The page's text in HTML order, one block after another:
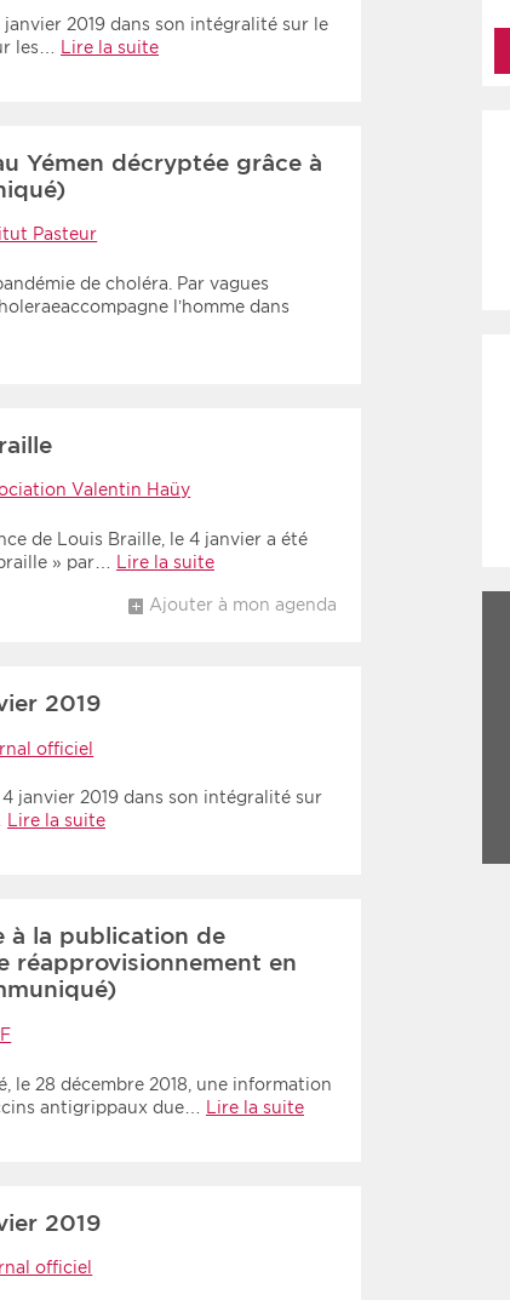
2019 dans son intégralité sur le
les… Lire la suite
Yémen décryptée grâce à
Pasteur
de choléra. Par vagues
l’homme dans
Valentin Haüy
de Louis Braille, le 4 janvier a été
» par…
Lire la suite
Ajouter à mon agenda
2019
officiel
janvier 2019 dans son intégralité sur
Lire la suite
à la publication de
réapprovisionnement en
le 28 décembre 2018, une information
antigrippaux due… Lire la suite
2019
officiel